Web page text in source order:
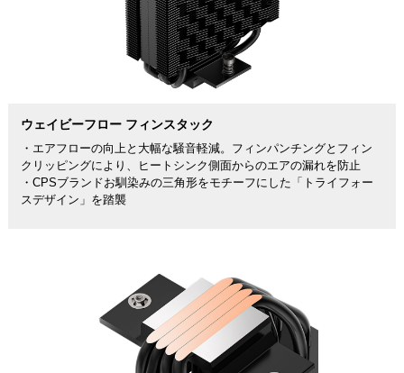
ウェイビーフロー フィンスタック
・エアフローの向上と大幅な騒音軽減。フィンパンチングとフィン
クリッピングにより、ヒートシンク側面からのエアの漏れを防止
・CPSブランドお馴染みの三角形をモチーフにした「トライフォー
スデザイン」を踏襲